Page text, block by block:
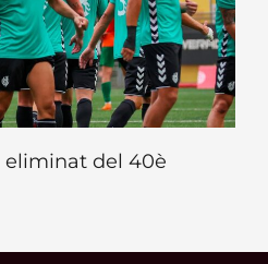
eliminat del 40è